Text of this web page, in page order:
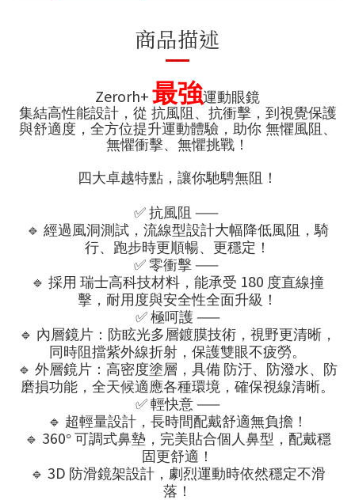
商品描述
Zerorh+最強運動眼鏡
集結高性能設計，從 抗風阻、抗衝擊，到視覺保護
與舒適度，全方位提升運動體驗，助你 無懼風阻、
無懼衝擊、無懼挑戰！
四大卓越特點，讓你馳騁無阻！
✅ 抗風阻 ——
🔹 經過風洞測試，流線型設計大幅降低風阻，騎
行、跑步時更順暢、更穩定！
✅ 零衝擊 ——
🔹 採用 瑞士高科技材料，能承受 180 度直線撞
擊，耐用度與安全性全面升級！
✅ 極呵護 ——
🔹 內層鏡片：防眩光多層鍍膜技術，視野更清晰，
同時阻擋紫外線折射，保護雙眼不疲勞。
🔹 外層鏡片：高密度塗層，具備 防汙、防潑水、防
磨損功能，全天候適應各種環境，確保視線清晰。
✅ 輕快意——
🔹 超輕量設計，長時間配戴舒適無負擔！
🔹 360° 可調式鼻墊，完美貼合個人鼻型，配戴穩
固更舒適！
🔹 3D 防滑鏡架設計，劇烈運動時依然穩定不滑
落！